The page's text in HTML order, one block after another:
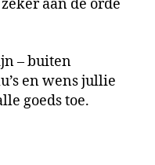
aan de orde
– buiten
en wens jullie
goeds toe.